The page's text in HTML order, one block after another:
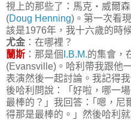
視上的那些了：馬克‧威爾
(Doug Henning)。第一次看
該是1976年，我十六歲的時
尤金 ：在哪裡？
蘭斯 ：那是個 I.B.M.的集會，
(Evansville)。哈利帶我跟他
表演然後一起討論。我記得
後哈利問說：「好啦，哪一
最棒的？」我回答：｢嗯，
得那是最棒的。」然後哈利